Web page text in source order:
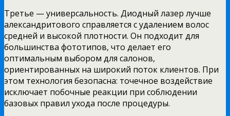
Третье — универсальность. Диодный лазер лучше
александритового справляется с удалением волос
средней и высокой плотности. Он подходит для
большинства фототипов, что делает его
оптимальным выбором для салонов,
ориентированных на широкий поток клиентов. При
этом технология безопасна: точечное воздействие
исключает побочные реакции при соблюдении
базовых правил ухода после процедуры.